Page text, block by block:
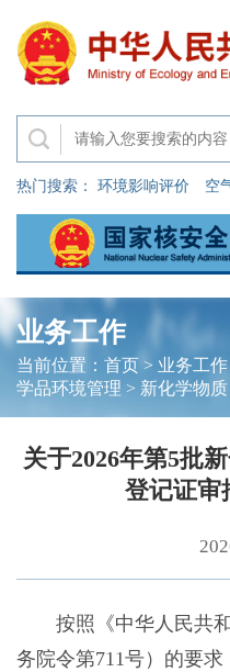
热门搜索： 环境影响评价 空
业务工作
当前位置： 首页> 业务工作
学品环境管理 > 新化学物质
关于2026年第5批
登记证审
按照《中华人民共和
务院令第711号）的要